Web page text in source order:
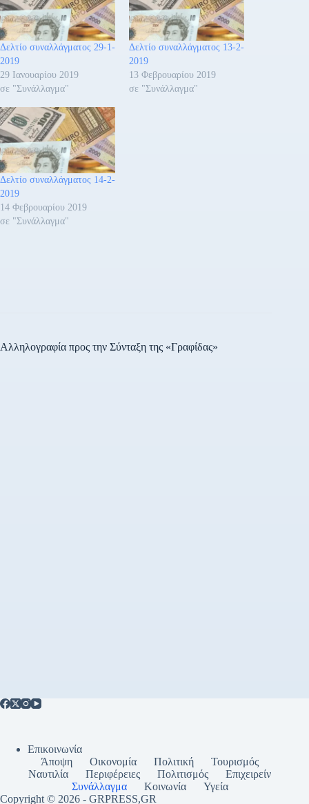
Δελτίο συναλλάγματος 29-1-
2019
29 Ιανουαρίου 2019
σε "Συνάλλαγμα"
Δελτίο συναλλάγματος 13-2-
2019
13 Φεβρουαρίου 2019
σε "Συνάλλαγμα"
Δελτίο συναλλάγματος 14-2-
2019
14 Φεβρουαρίου 2019
σε "Συνάλλαγμα"
Αλληλογραφία προς την Σύνταξη της «Γραφίδας»
Επικοινωνία
Άποψη
Οικονομία Πολιτική
Τουρισμός
Ναυτιλία
Περιφέρειες Πολιτισμός
Επιχειρείν
Συνάλλαγμα
Κοινωνία
Υγεία
Copyright © 2026 - GRPRESS,GR